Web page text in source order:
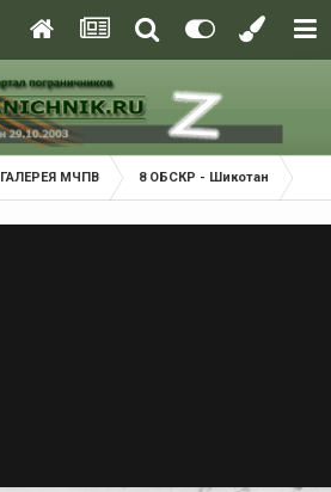
ГАЛЕРЕЯ МЧПВ 8 ОБСКР - Шикотан